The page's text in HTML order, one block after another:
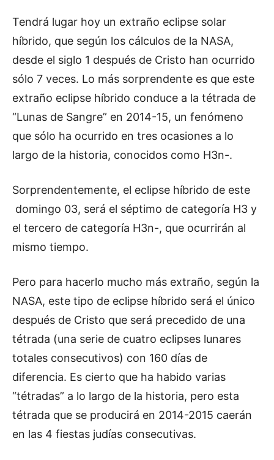
Tendrá lugar hoy un extraño eclipse solar
híbrido, que según los cálculos de la NASA,
desde el siglo 1 después de Cristo han ocurrido
sólo 7 veces. Lo más sorprendente es que este
extraño eclipse híbrido conduce a la tétrada de
“Lunas de Sangre” en 2014-15, un fenómeno
que sólo ha ocurrido en tres ocasiones a lo
largo de la historia, conocidos como H3n-.
Sorprendentemente, el eclipse híbrido de este
domingo 03, será el séptimo de categoría H3 y
el tercero de categoría H3n-, que ocurrirán al
mismo tiempo.
Pero para hacerlo mucho más extraño, según la
NASA, este tipo de eclipse híbrido será el único
después de Cristo que será precedido de una
tétrada (una serie de cuatro eclipses lunares
totales consecutivos) con 160 días de
diferencia. Es cierto que ha habido varias
“tétradas” a lo largo de la historia, pero esta
tétrada que se producirá en 2014-2015 caerán
en las 4 fiestas judías consecutivas.